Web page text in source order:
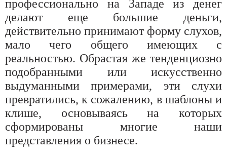
профессионально на Западе из денег
делают еще большие деньги,
действительно принимают форму слухов,
мало чего общего имеющих с
реальностью. Обрастая же тенденциозно
подобранными или искусственно
выдуманными примерами, эти слухи
превратились, к сожалению, в шаблоны и
клише, основываясь на которых
сформированы многие наши
представления о бизнесе.